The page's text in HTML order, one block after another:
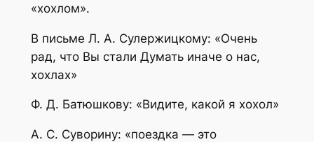
«хохлом».
В письме Л. А. Сулержицкому: «Очень
рад, что Вы стали Думать иначе о нас,
хохлах»
Ф. Д. Батюшкову: «Видите, какой я хохол»
А. С. Суворину: «поездка — это